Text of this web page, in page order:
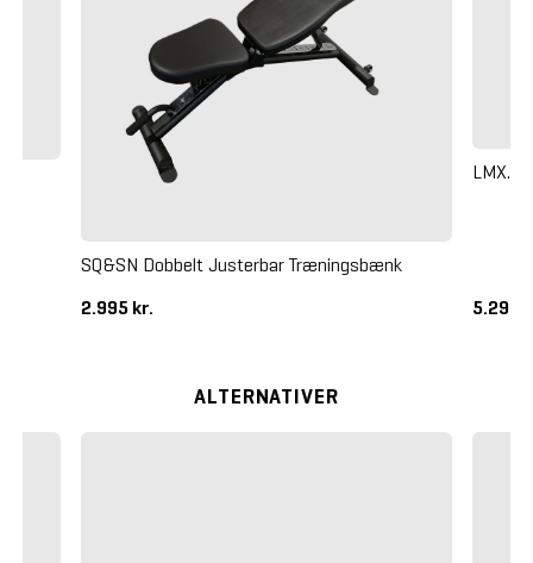
SQ&SN Dobbelt Justerbar Træningsbænk
2.995 kr.
LMX.
5.295
ALTERNATIVER